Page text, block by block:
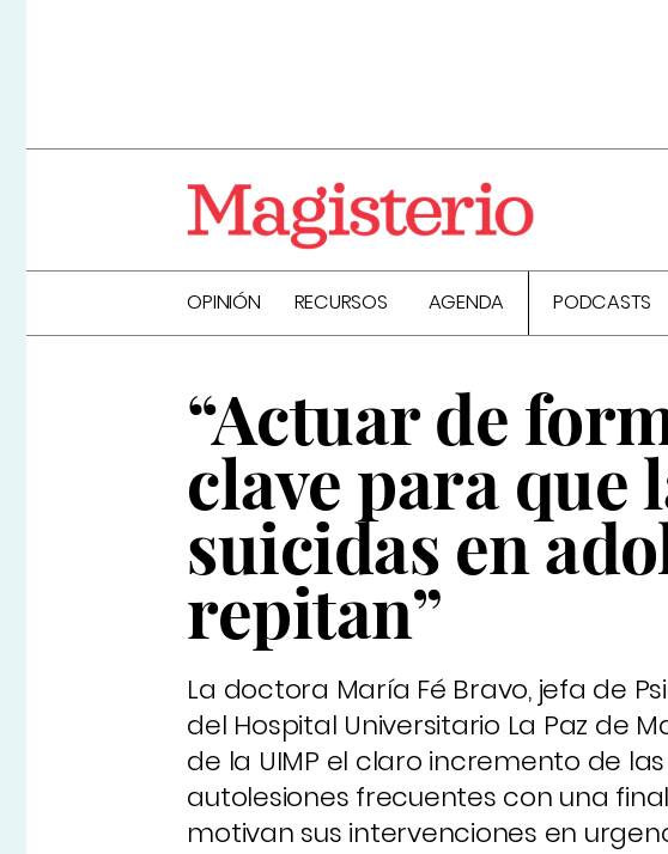
OPINIÓN RECURSOS AGENDA PODCASTS
“Actuar de
clave para que
suicidas en
repitan”
La doctora María Fé Bravo, jefa de
del Hospital Universitario La Paz de
de la UIMP el claro incremento de
autolesiones frecuentes con una
motivan sus intervenciones en